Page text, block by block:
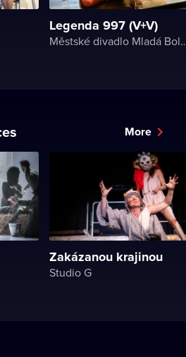
Legenda 997 (V+V)
Městské
More
Zakázanou krajinou
Studio G